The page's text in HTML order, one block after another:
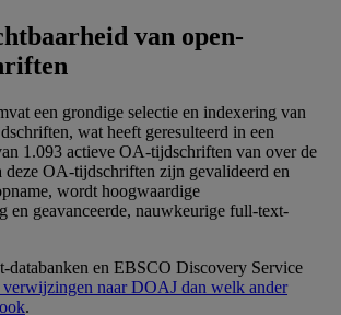
van open-
een grondige selectie en indexering van
wat heeft geresulteerd in een
1.093 actieve OA-tijdschriften van over de
deze OA-tijdschriften zijn gevalideerd en
wordt hoogwaardige
en geavanceerde, nauwkeurige full-text-
en EBSCO Discovery Service
verwijzingen naar DOAJ dan welk ander
.